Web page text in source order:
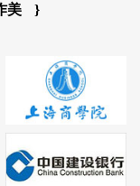
美 }